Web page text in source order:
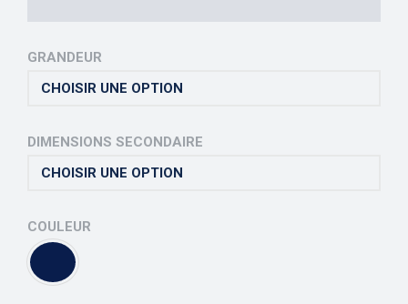
GRANDEUR
DIMENSIONS SECONDAIRE
COULEUR